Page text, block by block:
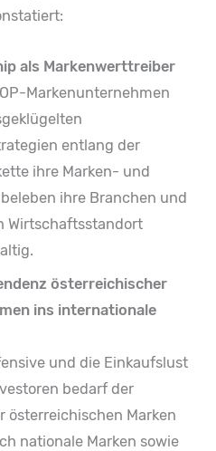
als Markenwerttreiber
Markenunternehmen
entlang der
ihre Marken- und
ihre Branchen und
Wirtschaftsstandort
österreichischer
ins internationale
und die Einkaufslust
bedarf der
österreichischen Marken
nationale Marken sowie